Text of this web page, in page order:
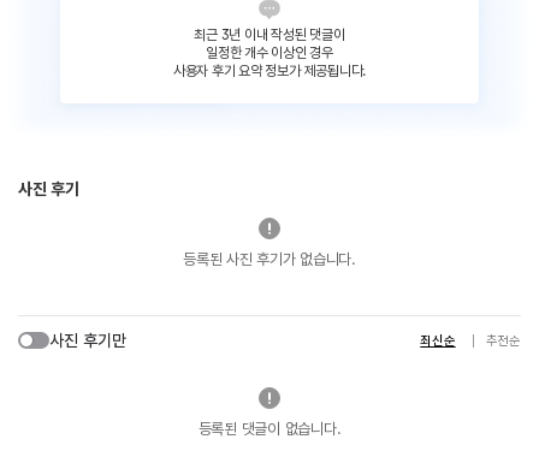
최근 3년 이내 작성된 댓글이
일정한 개수 이상인 경우
사용자 후기 요약 정보가 제공됩니다.
사진 후기
등록된 사진 후기가 없습니다.
사진 후기만 최신순 추천순
등록된 댓글이 없습니다.